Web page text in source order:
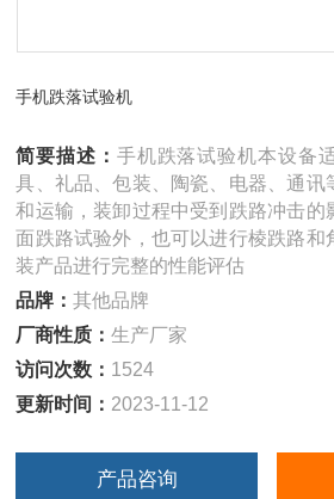
手机跌落试验机
简要描述： 手机跌落试验机本设备
具、礼品、包装、陶瓷、电器、通讯
和运输，装卸过程中受到跌路冲击的
面跌路试验外，也可以进行棱跌路和
装产品进行完整的性能评估
品牌：其他品牌
厂商性质：生产厂家
访问次数： 1524
更新时间： 2023-11-12
产品咨询